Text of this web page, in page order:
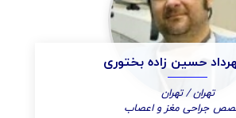
حسین زاده بختوری
تهران / تهران
جراحی مغز و اعصاب